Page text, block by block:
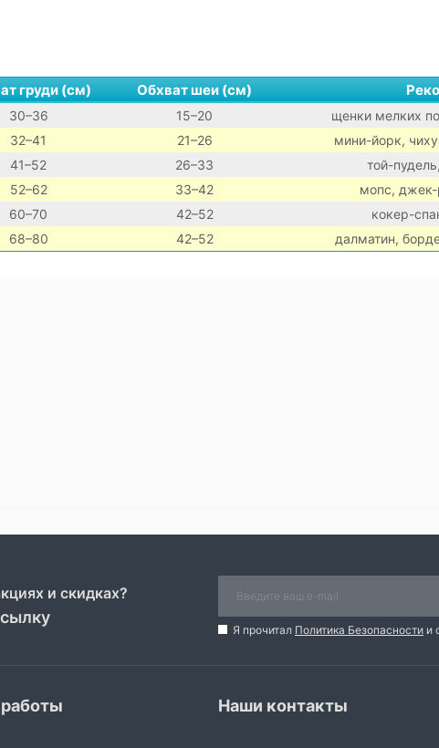
груди (см) Обхват шеи (см)
30–36 15–20
щенки мелких
32–41
21–26
мини-йорк,
41–52
26–33
той-
52–62
33–42
мопс, джек-
60–70
42–52
кокер-
68–80
42–52 далматин,
и скидках?
Я прочитал Политика Безопасности и
Наши контакты